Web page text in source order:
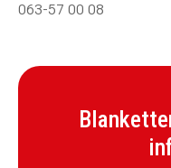
063-57 00 08